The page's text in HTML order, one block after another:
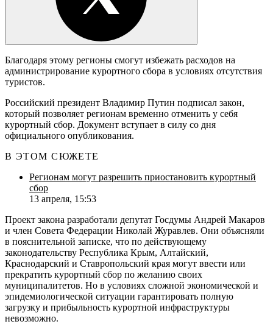
Благодаря этому регионы смогут избежать расходов на
администрирование курортного сбора в условиях отсутствия
туристов.
Российский президент Владимир Путин подписал закон,
который позволяет регионам временно отменить у себя
курортный сбор. Документ вступает в силу со дня
официального опубликования.
В ЭТОМ СЮЖЕТЕ
Регионам могут разрешить приостановить курортный
сбор
13 апреля, 15:53
Проект закона разработали депутат Госдумы Андрей Макаров
и член Совета Федерации Николай Журавлев. Они объясняли
в пояснительной записке, что по действующему
законодательству Республика Крым, Алтайский,
Краснодарский и Ставропольский края могут ввести или
прекратить курортный сбор по желанию своих
муниципалитетов. Но в условиях сложной экономической и
эпидемиологической ситуации гарантировать полную
загрузку и прибыльность курортной инфраструктуры
невозможно.